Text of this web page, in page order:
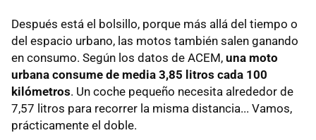
Después está el bolsillo, porque más allá del tiempo o
del espacio urbano, las motos también salen ganando
en consumo. Según los datos de ACEM, una moto
urbana consume de media 3,85 litros cada 100
kilómetros. Un coche pequeño necesita alrededor de
7,57 litros para recorrer la misma distancia... Vamos,
prácticamente el doble.